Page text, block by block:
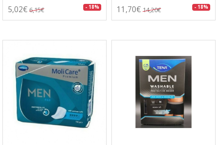
5,02€ 6,15€ - 18% 11,70€ 14,20€ - 18%